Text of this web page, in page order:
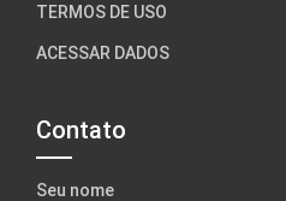
TERMOS DE USO
ACESSAR DADOS
Contato
Seu nome